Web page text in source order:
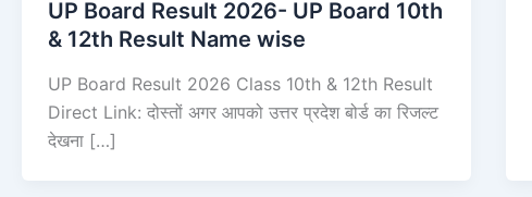
UP Board Result 2026- UP Board 10th
& 12th Result Name wise
UP Board Result 2026 Class 10th & 12th Result
Direct Link: दोस्तों अगर आपको उत्तर प्रदेश बोर्ड का रिजल्ट
देखना […]